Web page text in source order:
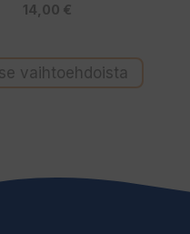
5:stä
14,00 €
vaihtoehdoista